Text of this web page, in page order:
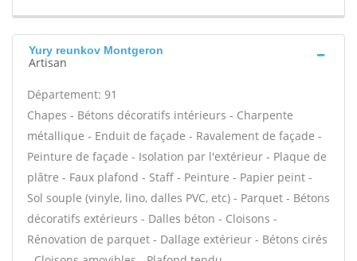
Yury reunkov Montgeron
Artisan
Département: 91
Chapes - Bétons décoratifs intérieurs - Charpente
métallique - Enduit de façade - Ravalement de façade -
Peinture de façade - Isolation par l'extérieur - Plaque de
plâtre - Faux plafond - Staff - Peinture - Papier peint -
Sol souple (vinyle, lino, dalles PVC, etc) - Parquet - Bétons
décoratifs extérieurs - Dalles béton - Cloisons -
Rénovation de parquet - Dallage extérieur - Bétons cirés